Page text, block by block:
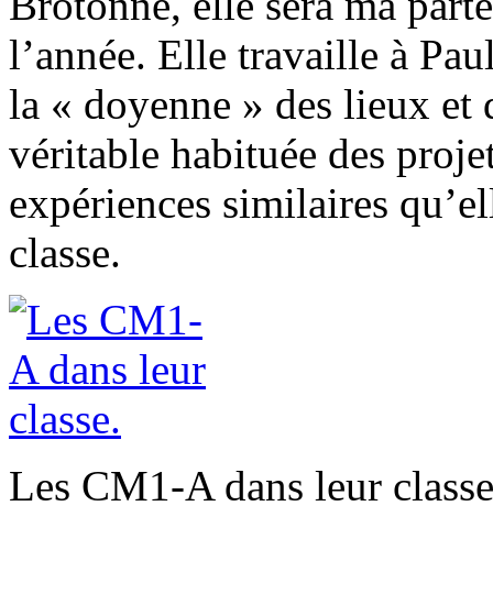
l’année. Elle travaille à
la « doyenne » des lieux et
véritable habituée des
expériences similaires
classe.
Les CM1-A dans leur